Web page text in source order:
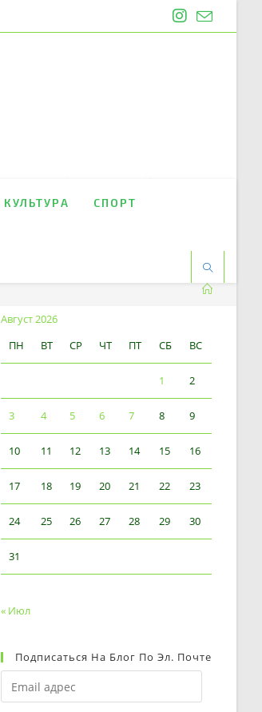
КУЛЬТУРА СПОРТ
Август 2026
ПН
ВТ СР ЧТ ПТ СБ ВС
1 2
3 4 5 6 7 8 9
10 11 12 13 14 15 16
17 18 19 20 21 22 23
24 25 26 27 28 29 30
31
« Июл
Подписаться На Блог По Эл. Почте